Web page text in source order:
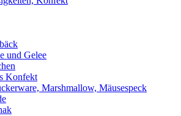
und Gelee
Konfekt
Marshmallow, Mäusespeck